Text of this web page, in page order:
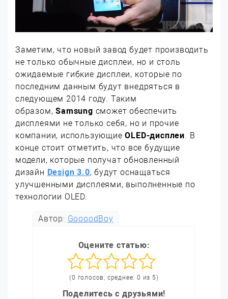
Заметим, что новый завод будет производить
не только обычные дисплеи, но и столь
ожидаемые гибкие дисплеи, которые по
последним данным будут внедряться в
следующем 2014 году. Таким
образом,Samsung сможет обеспечить
дисплеями не только себя, но и прочие
компании, использующиеOLED-дисплеи. В
конце стоит отметить, что все будущие
модели, которые получат обновленный
дизайн Design 3.0, будут оснащаться
улучшенными дисплеями, выполненные по
технологии OLED.
Автор: GoooodBoy
Оцените статью:
(0 голосов, среднее: 0 из 5)
Поделитесь с друзьями!